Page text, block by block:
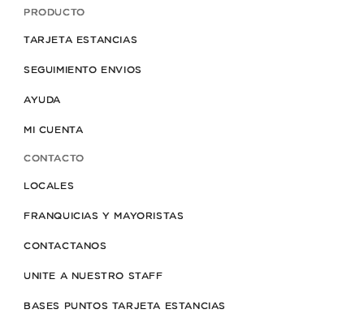
PRODUCTO
TARJETA ESTANCIAS
SEGUIMIENTO ENVIOS
AYUDA
MI CUENTA
CONTACTO
LOCALES
FRANQUICIAS Y MAYORISTAS
CONTACTANOS
UNITE A NUESTRO STAFF
BASES PUNTOS TARJETA ESTANCIAS